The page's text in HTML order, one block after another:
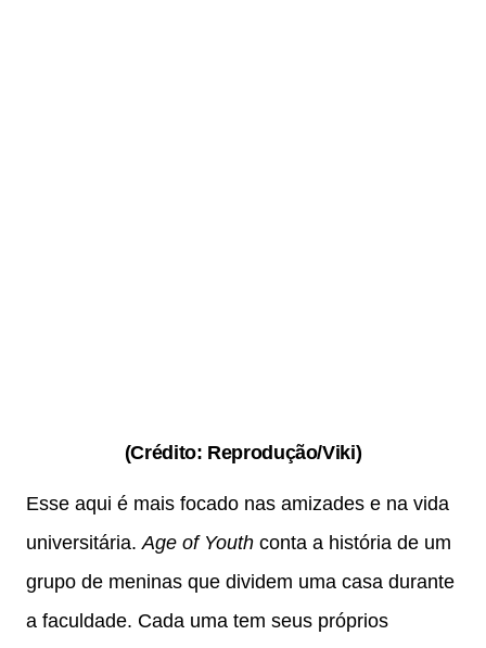
(Crédito: Reprodução/Viki)
Esse aqui é mais focado nas amizades e na vida
universitária.Age of Youth conta a história de um
grupo de meninas que dividem uma casa durante
a faculdade. Cada uma tem seus próprios